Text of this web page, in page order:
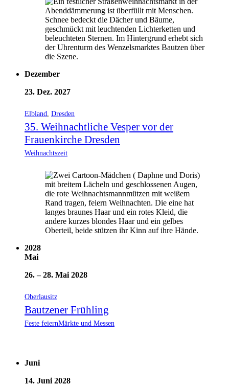
Dezember
23. Dez. 2027
Elbland, Dresden
35. Weihnachtliche Vesper vor der
Frauenkirche Dresden
Weihnachtszeit
2028
Mai
26.–28. Mai 2028
Oberlausitz
Bautzener Frühling
Feste feiernMärkte und Messen
Juni
14. Juni 2028